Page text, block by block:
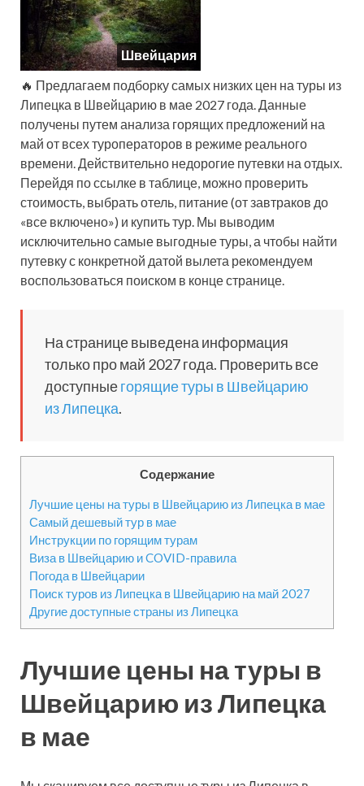
Швейцария
🔥 Предлагаем подборку самых низких цен на туры из
Липецка в Швейцарию в мае 2027 года. Данные
получены путем анализа горящих предложений на
май от всех туроператоров в режиме реального
времени. Действительно недорогие путевки на отдых.
Перейдя по ссылке в таблице, можно проверить
стоимость, выбрать отель, питание (от завтраков до
«все включено») и купить тур. Мы выводим
исключительно самые выгодные туры, а чтобы найти
путевку с конкретной датой вылета рекомендуем
воспользоваться поиском в конце странице.
На странице выведена информация
только про май 2027 года. Проверить все
доступныегорящие туры в Швейцарию
из Липецка.
Содержание
Лучшие цены на туры в Швейцарию из Липецка в мае
Самый дешевый тур в мае
Инструкции по горящим турам
Виза в Швейцарию и COVID-правила
Погода в Швейцарии
Поиск туров из Липецка в Швейцарию на май 2027
Другие доступные страны из Липецка
Лучшие цены на туры в
Швейцарию из Липецка
в мае